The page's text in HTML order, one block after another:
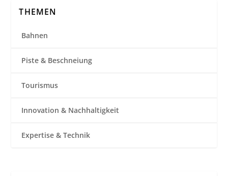
THEMEN
Bahnen
Piste & Beschneiung
Tourismus
Innovation & Nachhaltigkeit
Expertise & Technik